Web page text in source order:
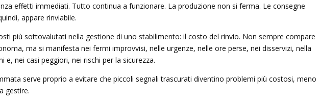
effetti immediati. Tutto continua a funzionare. La produzione non si ferma. Le consegne
appare rinviabile.
più sottovalutati nella gestione di uno stabilimento: il costo del rinvio. Non sempre compare
ma si manifesta nei fermi improvvisi, nelle urgenze, nelle ore perse, nei disservizi, nella
e, nei casi peggiori, nei rischi per la sicurezza.
serve proprio a evitare che piccoli segnali trascurati diventino problemi più costosi, meno
gestire.